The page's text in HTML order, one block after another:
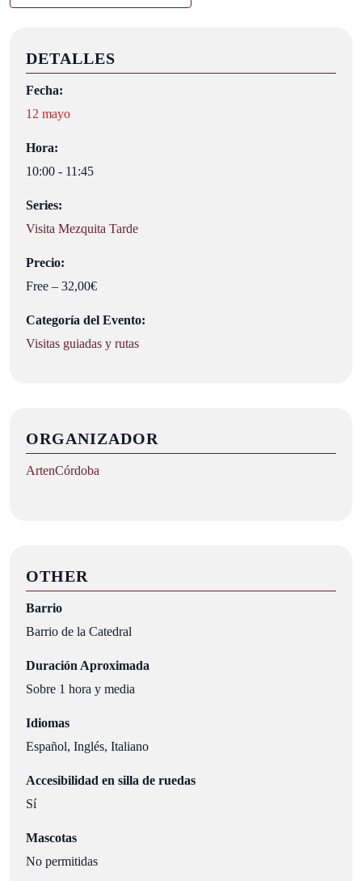
DETALLES
Fecha:
12 mayo
Hora:
10:00 - 11:45
Series:
Visita Mezquita Tarde
Precio:
Free – 32,00€
Categoría del Evento:
Visitas guiadas y rutas
ORGANIZADOR
ArtenCórdoba
OTHER
Barrio
Barrio de la Catedral
Duración Aproximada
Sobre 1 hora y media
Idiomas
Español, Inglés, Italiano
Accesibilidad en silla de ruedas
Sí
Mascotas
No permitidas